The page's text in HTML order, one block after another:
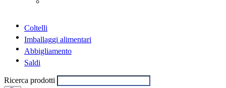
Coltelli
Imballaggi alimentari
Abbigliamento
Saldi
Ricerca prodotti